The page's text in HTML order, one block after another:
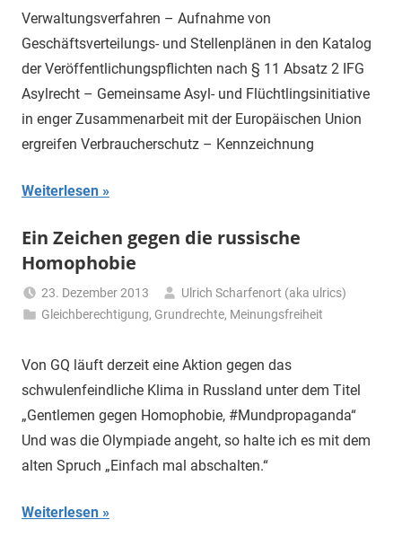
Verwaltungsverfahren – Aufnahme von
Geschäftsverteilungs- und Stellenplänen in den Katalog
der Veröffentlichungspflichten nach § 11 Absatz 2 IFG
Asylrecht – Gemeinsame Asyl- und Flüchtlingsinitiative
in enger Zusammenarbeit mit der Europäischen Union
ergreifen Verbraucherschutz – Kennzeichnung
Weiterlesen
Ein Zeichen gegen die russische
Homophobie
23. Dezember 2013
Ulrich Scharfenort (aka ulrics)
Gleichberechtigung, Grundrechte, Meinungsfreiheit
Von GQ läuft derzeit eine Aktion gegen das
schwulenfeindliche Klima in Russland unter dem Titel
„Gentlemen gegen Homophobie, #Mundpropaganda“
Und was die Olympiade angeht, so halte ich es mit dem
alten Spruch „Einfach mal abschalten.“
Weiterlesen